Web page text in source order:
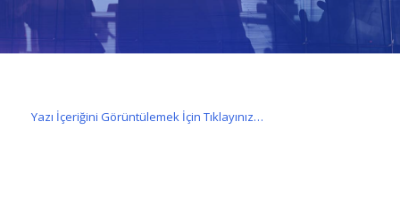
Yazı İçeriğini Görüntülemek İçin Tıklayınız…